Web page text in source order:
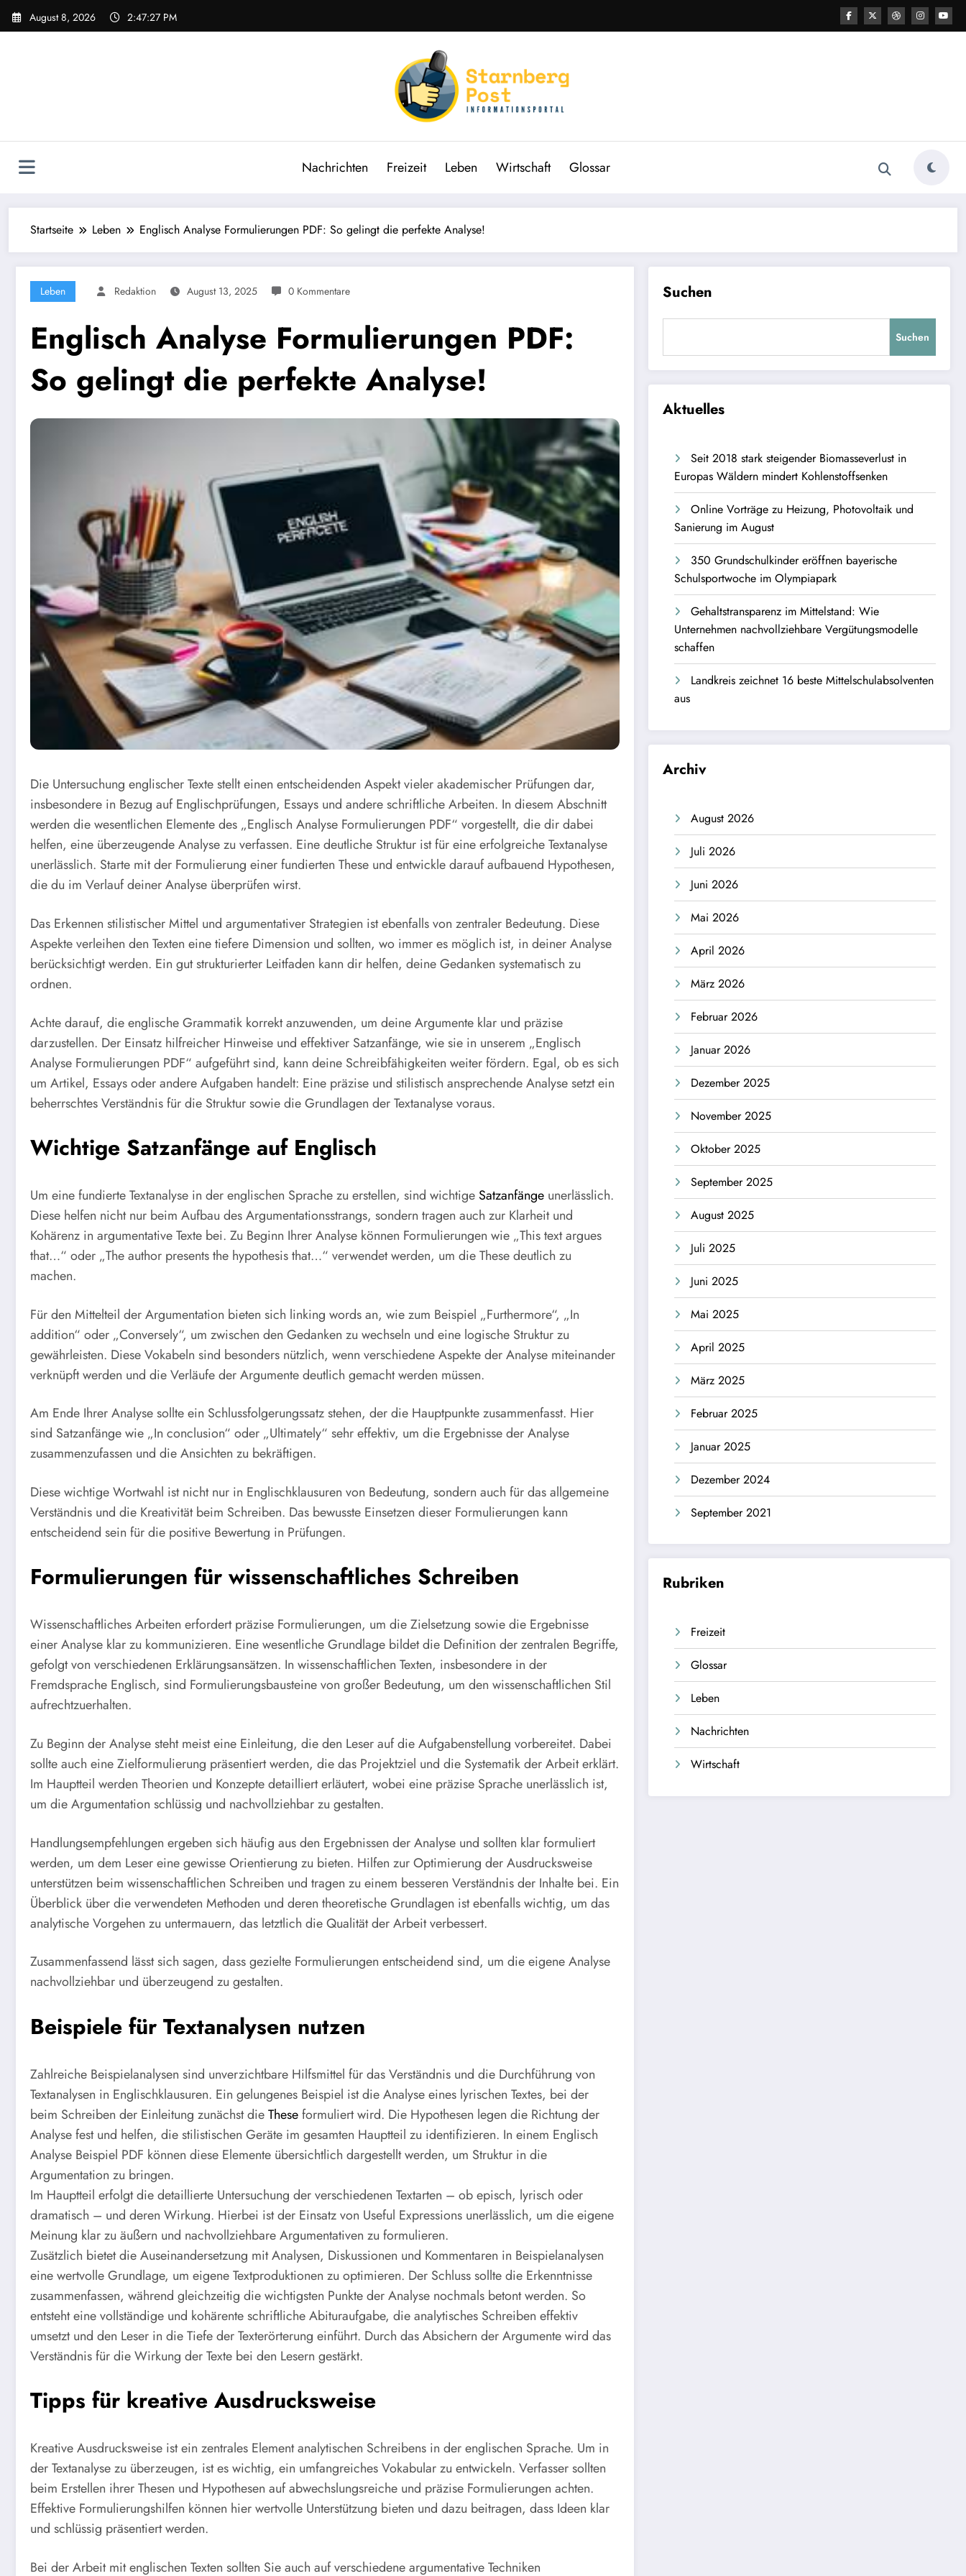
Zum
Inhalt
August 8, 2026 2:47:28 PM
Nachrichten Freizeit Leben Wirtschaft Glossar
Startseite Leben Englisch Analyse Formulierungen PDF: So gelingt die perfekte Analyse!
Leben Redaktion August 13, 2025 0 Kommentare
Englisch Analyse Formulierungen PDF:
So gelingt die perfekte Analyse!
Die Untersuchung englischer Texte stellt einen entscheidenden Aspekt vieler akademischer Prüfungen dar,
insbesondere in Bezug auf Englischprüfungen, Essays und andere schriftliche Arbeiten. In diesem Abschnitt
werden die wesentlichen Elemente des „Englisch Analyse Formulierungen PDF“ vorgestellt, die dir dabei
helfen, eine überzeugende Analyse zu verfassen. Eine deutliche Struktur ist für eine erfolgreiche Textanalyse
unerlässlich. Starte mit der Formulierung einer fundierten These und entwickle darauf aufbauend Hypothesen,
die du im Verlauf deiner Analyse überprüfen wirst.
Das Erkennen stilistischer Mittel und argumentativer Strategien ist ebenfalls von zentraler Bedeutung. Diese
Aspekte verleihen den Texten eine tiefere Dimension und sollten, wo immer es möglich ist, in deiner Analyse
berücksichtigt werden. Ein gut strukturierter Leitfaden kann dir helfen, deine Gedanken systematisch zu
ordnen.
Achte darauf, die englische Grammatik korrekt anzuwenden, um deine Argumente klar und präzise
darzustellen. Der Einsatz hilfreicher Hinweise und effektiver Satzanfänge, wie sie in unserem „Englisch
Analyse Formulierungen PDF“ aufgeführt sind, kann deine Schreibfähigkeiten weiter fördern. Egal, ob es sich
um Artikel, Essays oder andere Aufgaben handelt: Eine präzise und stilistisch ansprechende Analyse setzt ein
beherrschtes Verständnis für die Struktur sowie die Grundlagen der Textanalyse voraus.
Wichtige Satzanfänge auf Englisch
Um eine fundierte Textanalyse in der englischen Sprache zu erstellen, sind wichtige Satzanfänge unerlässlich.
Diese helfen nicht nur beim Aufbau des Argumentationsstrangs, sondern tragen auch zur Klarheit und
Kohärenz in argumentative Texte bei. Zu Beginn Ihrer Analyse können Formulierungen wie „This text argues
that…“ oder „The author presents the hypothesis that…“ verwendet werden, um die These deutlich zu
machen.
Für den Mittelteil der Argumentation bieten sich linking words an, wie zum Beispiel „Furthermore“, „In
addition“ oder „Conversely“, um zwischen den Gedanken zu wechseln und eine logische Struktur zu
gewährleisten. Diese Vokabeln sind besonders nützlich, wenn verschiedene Aspekte der Analyse miteinander
verknüpft werden und die Verläufe der Argumente deutlich gemacht werden müssen.
Am Ende Ihrer Analyse sollte ein Schlussfolgerungssatz stehen, der die Hauptpunkte zusammenfasst. Hier
sind Satzanfänge wie „In conclusion“ oder „Ultimately“ sehr effektiv, um die Ergebnisse der Analyse
zusammenzufassen und die Ansichten zu bekräftigen.
Diese wichtige Wortwahl ist nicht nur in Englischklausuren von Bedeutung, sondern auch für das allgemeine
Verständnis und die Kreativität beim Schreiben. Das bewusste Einsetzen dieser Formulierungen kann
entscheidend sein für die positive Bewertung in Prüfungen.
Formulierungen für wissenschaftliches Schreiben
Wissenschaftliches Arbeiten erfordert präzise Formulierungen, um die Zielsetzung sowie die Ergebnisse
einer Analyse klar zu kommunizieren. Eine wesentliche Grundlage bildet die Definition der zentralen Begriffe,
gefolgt von verschiedenen Erklärungsansätzen. In wissenschaftlichen Texten, insbesondere in der
Fremdsprache Englisch, sind Formulierungsbausteine von großer Bedeutung, um den wissenschaftlichen Stil
aufrechtzuerhalten.
Zu Beginn der Analyse steht meist eine Einleitung, die den Leser auf die Aufgabenstellung vorbereitet. Dabei
sollte auch eine Zielformulierung präsentiert werden, die das Projektziel und die Systematik der Arbeit erklärt.
Im Hauptteil werden Theorien und Konzepte detailliert erläutert, wobei eine präzise Sprache unerlässlich ist,
um die Argumentation schlüssig und nachvollziehbar zu gestalten.
Handlungsempfehlungen ergeben sich häufig aus den Ergebnissen der Analyse und sollten klar formuliert
werden, um dem Leser eine gewisse Orientierung zu bieten. Hilfen zur Optimierung der Ausdrucksweise
unterstützen beim wissenschaftlichen Schreiben und tragen zu einem besseren Verständnis der Inhalte bei. Ein
Überblick über die verwendeten Methoden und deren theoretische Grundlagen ist ebenfalls wichtig, um das
analytische Vorgehen zu untermauern, das letztlich die Qualität der Arbeit verbessert.
Zusammenfassend lässt sich sagen, dass gezielte Formulierungen entscheidend sind, um die eigene Analyse
nachvollziehbar und überzeugend zu gestalten.
Beispiele für Textanalysen nutzen
Zahlreiche Beispielanalysen sind unverzichtbare Hilfsmittel für das Verständnis und die Durchführung von
Textanalysen in Englischklausuren. Ein gelungenes Beispiel ist die Analyse eines lyrischen Textes, bei der
beim Schreiben der Einleitung zunächst dieTheseformuliert wird. Die Hypothesen legen die Richtung der
Analyse fest und helfen, die stilistischen Geräte im gesamten Hauptteil zu identifizieren. In einem Englisch
Analyse Beispiel PDF können diese Elemente übersichtlich dargestellt werden, um Struktur in die
Argumentation zu bringen.
Im Hauptteil erfolgt die detaillierte Untersuchung der verschiedenen Textarten – ob episch, lyrisch oder
dramatisch – und deren Wirkung. Hierbei ist der Einsatz von Useful Expressions unerlässlich, um die eigene
Meinung klar zu äußern und nachvollziehbare Argumentativen zu formulieren.
Zusätzlich bietet die Auseinandersetzung mit Analysen, Diskussionen und Kommentaren in Beispielanalysen
eine wertvolle Grundlage, um eigene Textproduktionen zu optimieren. Der Schluss sollte die Erkenntnisse
zusammenfassen, während gleichzeitig die wichtigsten Punkte der Analyse nochmals betont werden. So
entsteht eine vollständige und kohärente schriftliche Abituraufgabe, die analytisches Schreiben effektiv
umsetzt und den Leser in die Tiefe der Texterörterung einführt. Durch das Absichern der Argumente wird das
Verständnis für die Wirkung der Texte bei den Lesern gestärkt.
Tipps für kreative Ausdrucksweise
Kreative Ausdrucksweise ist ein zentrales Element analytischen Schreibens in der englischen Sprache. Um in
der Textanalyse zu überzeugen, ist es wichtig, ein umfangreiches Vokabular zu entwickeln. Verfasser sollten
beim Erstellen ihrer Thesen und Hypothesen auf abwechslungsreiche und präzise Formulierungen achten.
Effektive Formulierungshilfen können hier wertvolle Unterstützung bieten und dazu beitragen, dass Ideen klar
und schlüssig präsentiert werden.
Bei der Arbeit mit englischen Texten sollten Sie auch auf verschiedene argumentative Techniken
Suchen
Suchen
Aktuelles
Seit 2018 stark steigender Biomasseverlust in
Europas Wäldern mindert Kohlenstoffsenken
Online Vorträge zu Heizung, Photovoltaik und
Sanierung im August
350 Grundschulkinder eröffnen bayerische
Schulsportwoche im Olympiapark
Gehaltstransparenz im Mittelstand: Wie
Unternehmen nachvollziehbare Vergütungsmodelle
schaffen
Landkreis zeichnet 16 beste Mittelschulabsolventen
aus
Archiv
August 2026
Juli 2026
Juni 2026
Mai 2026
April 2026
März 2026
Februar 2026
Januar 2026
Dezember 2025
November 2025
Oktober 2025
September 2025
August 2025
Juli 2025
Juni 2025
Mai 2025
April 2025
März 2025
Februar 2025
Januar 2025
Dezember 2024
September 2021
Rubriken
Freizeit
Glossar
Leben
Nachrichten
Wirtschaft